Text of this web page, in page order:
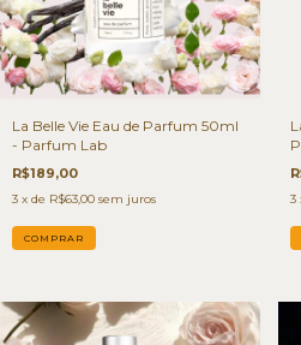
La Belle Vie Eau de Parfum 50ml
- Parfum Lab
R$189,00
3 x de R$63,00 sem juros 3